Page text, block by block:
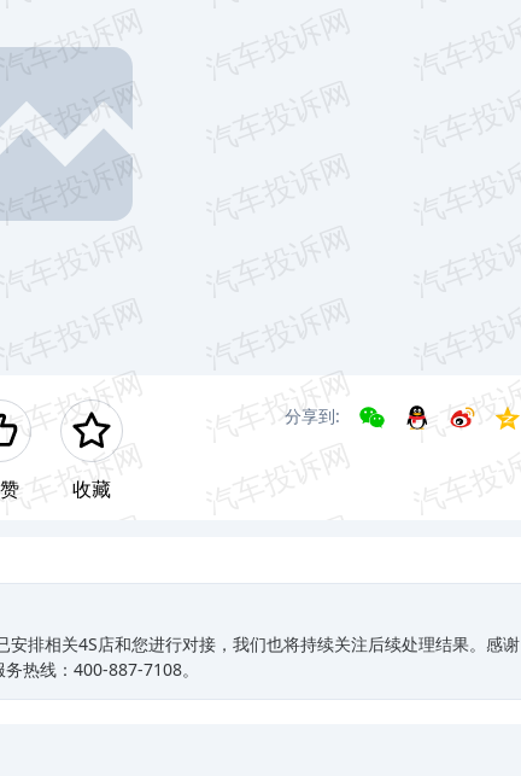
收藏
分享到:
排相关4S店和您进行对接，我们也将持续关注后续处理结果。感谢
热线：400-887-7108。